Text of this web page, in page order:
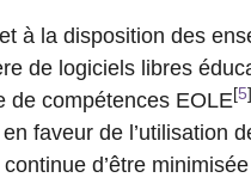
à la disposition des
de logiciels libres
de compétences EOLE[5]
faveur de l’utilisation
d’être